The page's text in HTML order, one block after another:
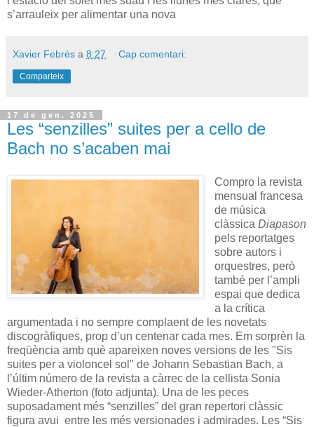
s’arrauleix per alimentar una nova
Xavier Febrés a 8:27 Cap comentari:
Comparteix
17 de gen. 2025
Les “senzilles” suites per a cello de
Bach no s’acaben mai
Compro la revista
mensual francesa
de música
clàssica Diapason
pels reportatges
sobre autors i
orquestres, però
també per l’ampli
espai que dedica
a la crítica
argumentada i no sempre complaent de les novetats
discogràfiques, prop d’un centenar cada mes. Em sorprèn la
freqüència amb què apareixen noves versions de les "Sis
suites per a violoncel sol" de Johann Sebastian Bach, a
l’últim número de la revista a càrrec de la cellista Sonia
Wieder-Atherton (foto adjunta). Una de les peces
suposadament més “senzilles” del gran repertori clàssic
figura avui entre les més versionades i admirades. Les “Sis